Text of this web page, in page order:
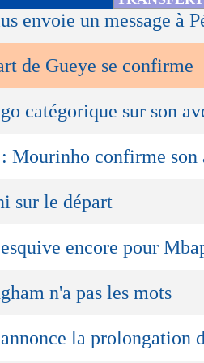
envoie un message à
de Gueye se confirme
catégorique sur son
: Mourinho confirme son
sur le départ
encore pour
n'a pas les mots
la prolongation